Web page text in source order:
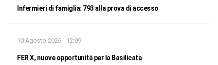
Infermieri di famiglia: 793 alla prova di accesso
10 Agosto 2026 - 12:09
FER X, nuove opportunità per la Basilicata